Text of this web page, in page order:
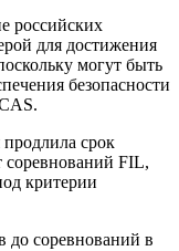
российских
для достижения
могут быть
безопасности
срок
соревнований FIL,
критерии